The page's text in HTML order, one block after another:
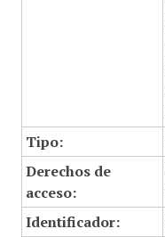
Tipo:
Derechos de
acceso:
Identificador: